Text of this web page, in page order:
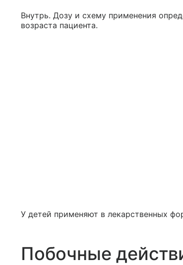
Внутрь. Дозу и схему применения
возраста пациента.
У детей применяют в лекарственных
Побочные